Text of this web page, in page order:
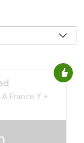
mejores
de acuerdo con
France Y +